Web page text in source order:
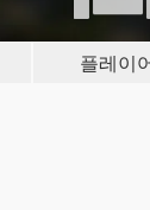
플레이